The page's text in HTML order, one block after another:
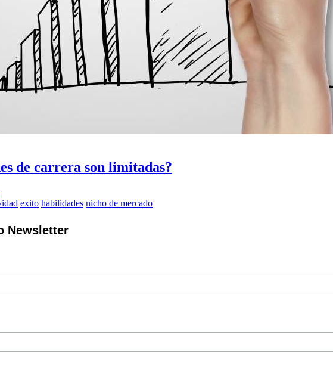
de carrera son limitadas?
exito habilidades nicho de mercado
Newsletter